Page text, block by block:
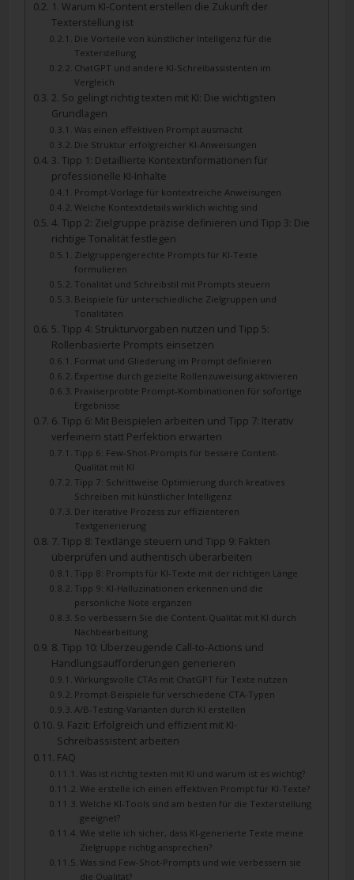
1. Warum KI-Content erstellen die Zukunft der
Texterstellung ist
Die Vorteile von künstlicher Intelligenz für die
Texterstellung
ChatGPT und andere KI-Schreibassistenten im
Vergleich
2. So gelingt richtig texten mit KI: Die wichtigsten
Grundlagen
Was einen effektiven Prompt ausmacht
Die Struktur erfolgreicher KI-Anweisungen
3. Tipp 1: Detaillierte Kontextinformationen für
professionelle KI-Inhalte
Prompt-Vorlage für kontextreiche Anweisungen
Welche Kontextdetails wirklich wichtig sind
4. Tipp 2: Zielgruppe präzise definieren und Tipp 3: Die
richtige Tonalität festlegen
Zielgruppengerechte Prompts für KI-Texte
formulieren
Tonalität und Schreibstil mit Prompts steuern
Beispiele für unterschiedliche Zielgruppen und
Tonalitäten
5. Tipp 4: Strukturvorgaben nutzen und Tipp 5:
Rollenbasierte Prompts einsetzen
Format und Gliederung im Prompt definieren
Expertise durch gezielte Rollenzuweisung aktivieren
Praxiserprobte Prompt-Kombinationen für sofortige
Ergebnisse
6. Tipp 6: Mit Beispielen arbeiten und Tipp 7: Iterativ
verfeinern statt Perfektion erwarten
Tipp 6: Few-Shot-Prompts für bessere Content-
Qualität mit KI
Tipp 7: Schrittweise Optimierung durch kreatives
Schreiben mit künstlicher Intelligenz
Der iterative Prozess zur effizienteren
Textgenerierung
7. Tipp 8: Textlänge steuern und Tipp 9: Fakten
überprüfen und authentisch überarbeiten
Tipp 8: Prompts für KI-Texte mit der richtigen Länge
Tipp 9: KI-Halluzinationen erkennen und die
persönliche Note ergänzen
So verbessern Sie die Content-Qualität mit KI durch
Nachbearbeitung
8. Tipp 10: Überzeugende Call-to-Actions und
Handlungsaufforderungen generieren
Wirkungsvolle CTAs mit ChatGPT für Texte nutzen
Prompt-Beispiele für verschiedene CTA-Typen
A/B-Testing-Varianten durch KI erstellen
9. Fazit: Erfolgreich und effizient mit KI-
Schreibassistent arbeiten
FAQ
Was ist richtig texten mit KI und warum ist es wichtig?
Wie erstelle ich einen effektiven Prompt für KI-Texte?
Welche KI-Tools sind am besten für die Texterstellung
geeignet?
Wie stelle ich sicher, dass KI-generierte Texte meine
Zielgruppe richtig ansprechen?
Was sind Few-Shot-Prompts und wie verbessern sie
die Qualität?